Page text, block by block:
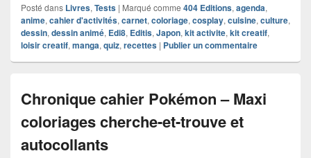
Posté dans Livres, Tests | Marqué comme 404 Editions, agenda,
anime, cahier d'activités, carnet, coloriage, cosplay, cuisine, culture,
dessin, dessin animé, Edi8, Editis, Japon, kit activite, kit creatif,
loisir creatif, manga, quiz, recettes | Publier un commentaire
Chronique cahier Pokémon – Maxi
coloriages cherche-et-trouve et
autocollants